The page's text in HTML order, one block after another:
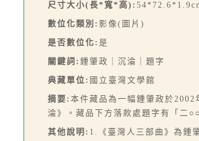
尺寸大小(長*寬*高):
數位化類別: 影像(圖片)
是否數位化: 是
關鍵詞: 鍾肇政｜沉淪｜題字
典藏單位: 國立臺灣文學館
摘要: 本件藏品為一幅鍾肇政於
淪》。藏品下方落款處題字有「二
其他說明: 1.《臺灣人三部曲》為鍾